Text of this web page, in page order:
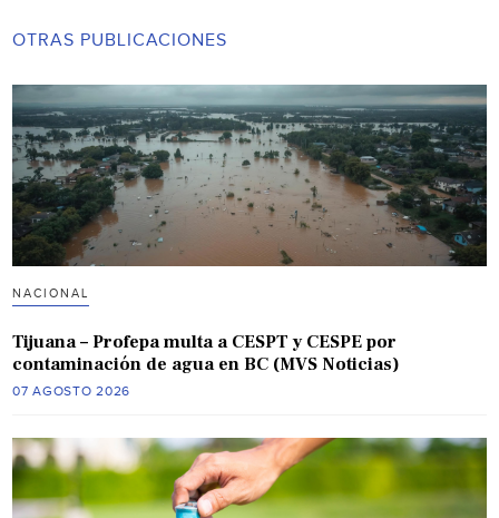
OTRAS PUBLICACIONES
NACIONAL
Tijuana – Profepa multa a CESPT y CESPE por
contaminación de agua en BC (MVS Noticias)
07 AGOSTO 2026